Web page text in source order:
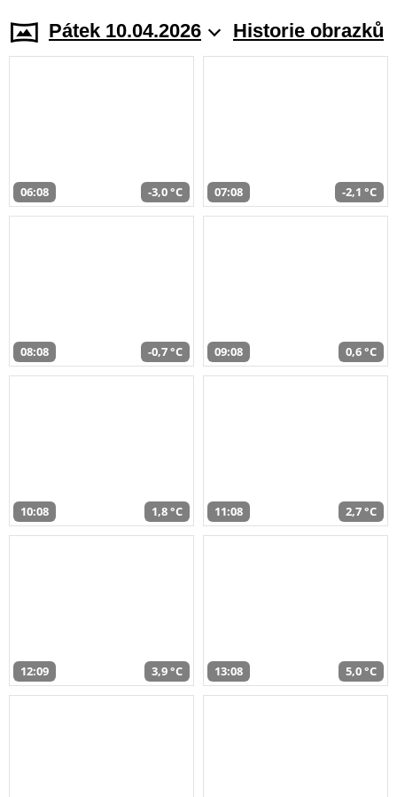
Pátek 10.04.2026 Historie obrazků
06:08 -3,0 °C 07:08 -2,1 °C
08:08 -0,7 °C 09:08 0,6 °C
10:08 1,8 °C 11:08 2,7 °C
12:09 3,9 °C 13:08 5,0 °C